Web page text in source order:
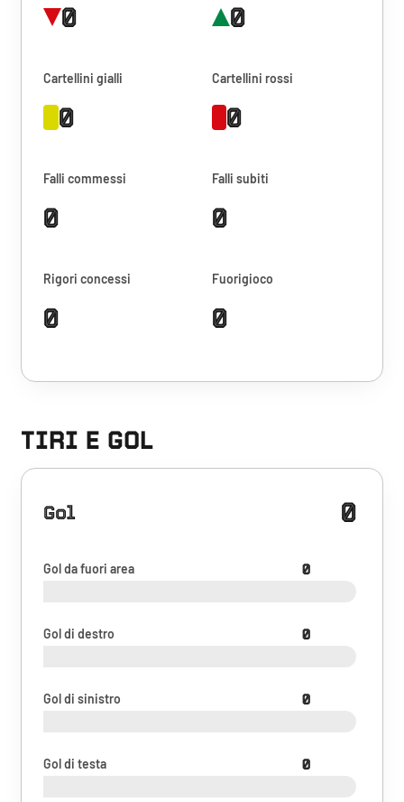
0 0
Cartellini gialli
0
Cartellini rossi
0
Falli commessi
0
Falli subiti
0
Rigori concessi
0
Fuorigioco
0
TIRI E GOL
Gol 0
Gol da fuori area 0
Gol di destro 0
Gol di sinistro 0
Gol di testa 0